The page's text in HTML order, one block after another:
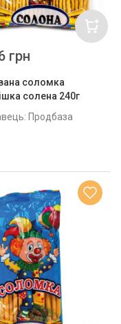
соломка
солена 240г
Продбаза
грн